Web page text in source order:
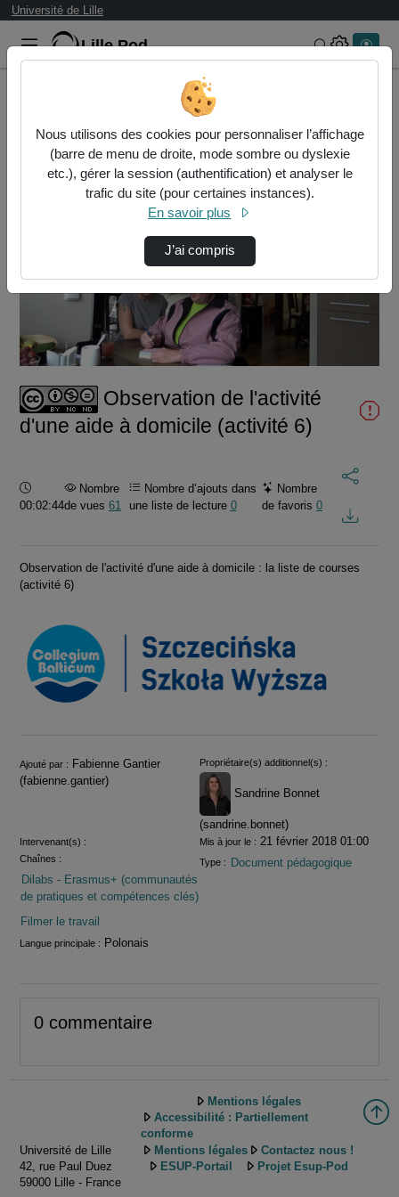
Université de Lille
Lille.Pod Rechercher
Observation de l'activité d'une aide à domic…
Lire
la
vidéo
Observation de l'activité
d'une aide à domicile (activité 6)
Durée :
00:02:44
Nombre
de vues 61
Nombre d’ajouts dans
une liste de lecture 0
Nombre
de favoris0
Observation de l'activité d'une aide à domicile : la liste de courses
(activité 6)
Informations
Ajouté par : Fabienne Gantier
(fabienne.gantier)
Propriétaire(s) additionnel(s) :
Sandrine Bonnet
(sandrine.bonnet)
Intervenant(s) : Mis à jour le : 21 février 2018 01:00
Chaînes :
Dilabs - Erasmus+ (communautés
de pratiques et compétences clés)
Filmer le travail
Type : Document pédagogique
Langue principale : Polonais
0 commentaire
Université de Lille
42, rue Paul Duez
59000 Lille - France
Mentions légales
Accessibilité : Partiellement
conforme
Mentions légales
Contactez nous !
ESUP-Portail
Projet Esup-Pod
Nous utilisons des cookies pour personnaliser l’affichage
(barre de menu de droite, mode sombre ou dyslexie
etc.), gérer la session (authentification) et analyser le
trafic du site (pour certaines instances).
En savoir plus
J’ai compris